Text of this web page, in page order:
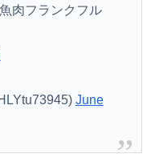
肉フランクフル
June